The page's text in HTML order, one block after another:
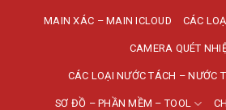
MAIN XÁC – MAIN ICLOUD CÁC
CAMERA QUÉT
CÁC LOẠI NƯỚC TÁCH – NƯỚC
SƠ ĐỒ – PHẦN MỀM – TOOL